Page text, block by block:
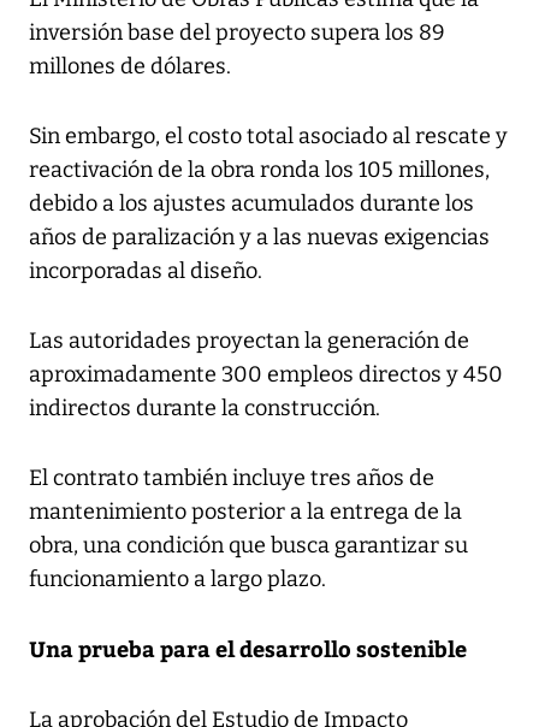
inversión base del proyecto supera los 89
millones de dólares.
Sin embargo, el costo total asociado al rescate y
reactivación de la obra ronda los 105 millones,
debido a los ajustes acumulados durante los
años de paralización y a las nuevas exigencias
incorporadas al diseño.
Las autoridades proyectan la generación de
aproximadamente 300 empleos directos y 450
indirectos durante la construcción.
El contrato también incluye tres años de
mantenimiento posterior a la entrega de la
obra, una condición que busca garantizar su
funcionamiento a largo plazo.
Una prueba para el desarrollo sostenible
La aprobación del Estudio de Impacto